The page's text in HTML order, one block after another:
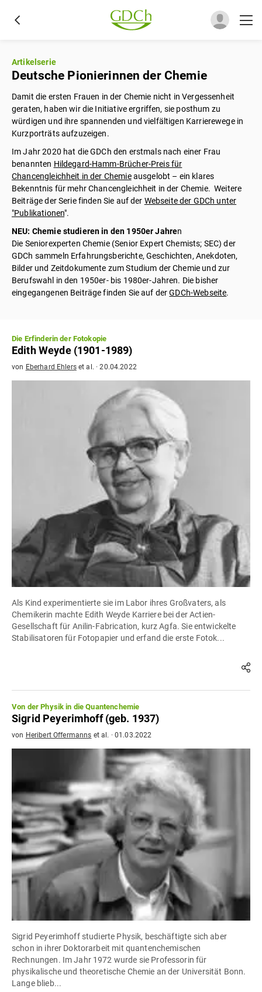
Artikelserie
Deutsche Pionierinnen der Chemie
Damit die ersten Frauen in der Chemie nicht in Vergessenheit
geraten, haben wir die Initiative ergriffen, sie posthum zu
würdigen und ihre spannenden und vielfältigen Karrierewege in
Kurzporträts aufzuzeigen.
Im Jahr 2020 hat die GDCh den erstmals nach einer Frau
benannten Hildegard-Hamm-Brücher-Preis für
Chancengleichheit in der Chemieausgelobt – ein klares
Bekenntnis für mehr Chancengleichheit in der Chemie. Weitere
Beiträge der Serie finden Sie auf der Webseite der GDCh unter
"Publikationen".
NEU: Chemie studieren in den 1950er Jahren
Die Seniorexperten Chemie (Senior Expert Chemists; SEC) der
GDCh sammeln Erfahrungsberichte, Geschichten, Anekdoten,
Bilder und Zeitdokumente zum Studium der Chemie und zur
Berufswahl in den 1950er- bis 1980er-Jahren. Die bisher
eingegangenen Beiträge finden Sie auf derGDCh-Webseite.
Die Erfinderin der Fotokopie
Edith Weyde (1901-1989)
von Eberhard Ehlerset al. ·20.04.2022
Als Kind experimentierte sie im Labor ihres Großvaters, als
Chemikerin machte Edith Weyde Karriere bei der Actien-
Gesellschaft für Anilin-Fabrication, kurz Agfa. Sie entwickelte
Stabilisatoren für Fotopapier und erfand die erste Fotok...
Von der Physik in die Quantenchemie
Sigrid Peyerimhoff (geb. 1937)
von Heribert Offermanns et al. · 01.03.2022
Sigrid Peyerimhoff studierte Physik, beschäftigte sich aber
schon in ihrer Doktorarbeit mit quantenchemischen
Rechnungen. Im Jahr 1972 wurde sie Professorin für
physikalische und theoretische Chemie an der Universität Bonn.
Lange blieb...